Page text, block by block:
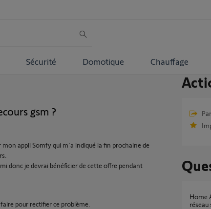
Sécurité Domotique Chauffage
gsm ?
appli Somfy qui m'a indiqué la fin prochaine de
donc je devrai bénéficier de cette offre pendant
pour rectifier ce problème.
Home Alarm Advanced ne bascule pas sur
réseau